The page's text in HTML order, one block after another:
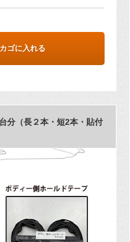
ゴに入れる
分（長２本・短2本・貼付